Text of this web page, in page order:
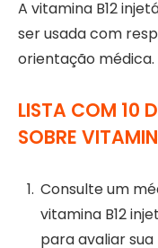
A vitamina B12
ser usada com
orientação médica.
LISTA COM 10
SOBRE
Consulte um
vitamina B12
para avaliar